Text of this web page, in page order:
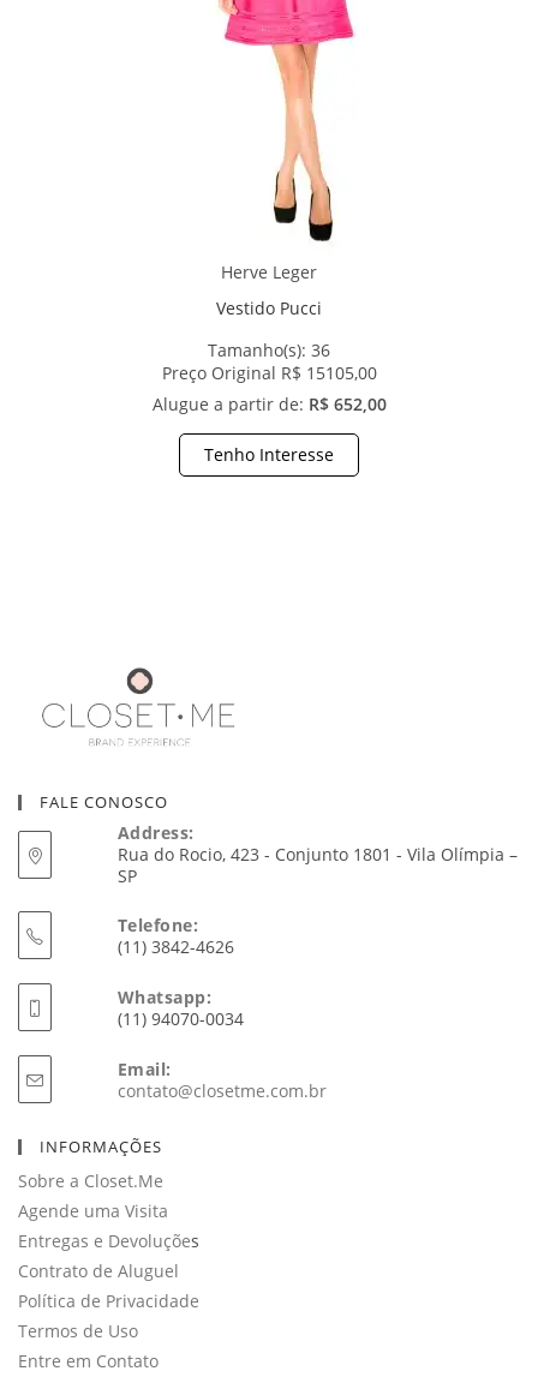
Herve Leger
Vestido Pucci
Tamanho(s): 36
Preço Original R$ 15105,00
Alugue a partir de: R$ 652,00
Tenho Interesse
FALE CONOSCO
Address:
Rua do Rocio, 423 - Conjunto 1801 - Vila Olímpia –
SP
Telefone:
(11) 3842-4626
Whatsapp:
(11) 94070-0034
Email:
contato@closetme.com.brAbre
INFORMAÇÕES
Sobre a Closet.Me
Agende uma Visita
Entregas e Devoluções
Contrato de Aluguel
Política de Privacidade
Termos de Uso
Entre em Contato